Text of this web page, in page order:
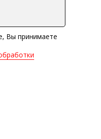
Вы принимаете